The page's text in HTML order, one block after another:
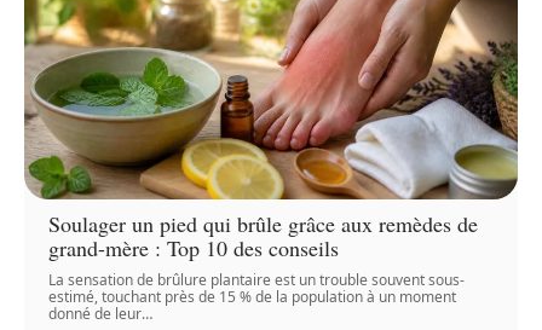
Soulager un pied qui brûle grâce aux remèdes de
grand-mère : Top 10 des conseils
La sensation de brûlure plantaire est un trouble souvent sous-
estimé, touchant près de 15 % de la population à un moment
donné de leur…